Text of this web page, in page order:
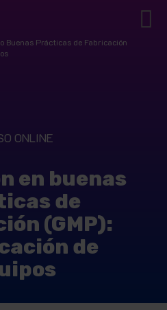
Buenas Prácticas de Fabricación
ONLINE
en buenas
de
(GMP):
de